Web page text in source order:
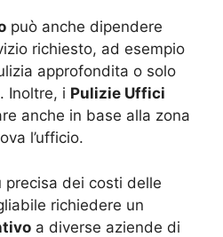
può anche dipendere
richiesto, ad esempio
approfondita o solo
Inoltre, i Pulizie Uffici
anche in base alla zona
l’ufficio.
precisa dei costi delle
richiedere un
a diverse aziende di